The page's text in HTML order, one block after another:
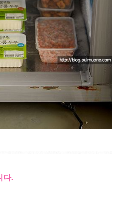
다.